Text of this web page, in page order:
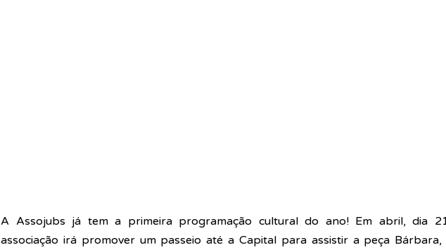
A Assojubs já tem a primeira programação cultural do ano! Em abril, dia
associação irá promover um passeio até a Capital para assistir a peça